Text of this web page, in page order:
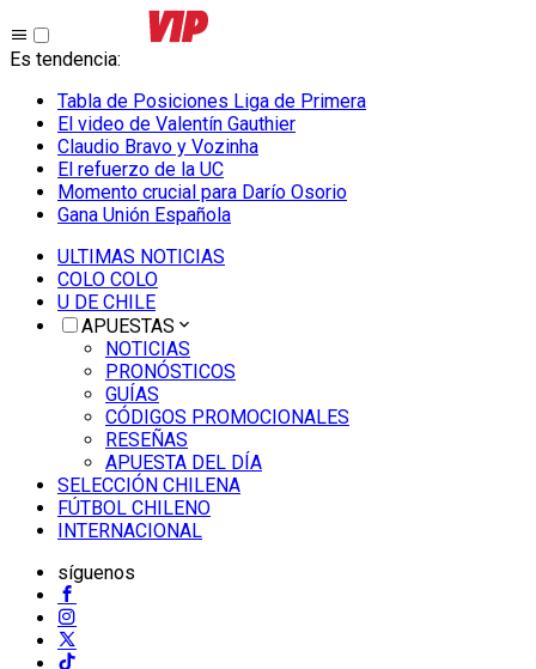
Es tendencia:
Tabla de Posiciones Liga de Primera
El video de Valentín Gauthier
Claudio Bravo y Vozinha
El refuerzo de la UC
Momento crucial para Darío Osorio
Gana Unión Española
ULTIMAS NOTICIAS
COLO COLO
U DE CHILE
APUESTAS
NOTICIAS
PRONÓSTICOS
GUÍAS
CÓDIGOS PROMOCIONALES
RESEÑAS
APUESTA DEL DÍA
SELECCIÓN CHILENA
FÚTBOL CHILENO
INTERNACIONAL
síguenos